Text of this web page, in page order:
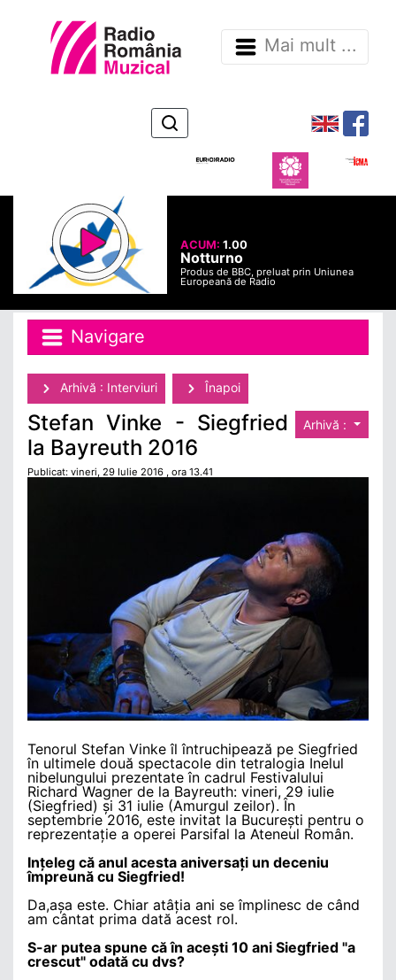
Mai mult ...
ACUM:1.00
Notturno
Produs de BBC, preluat prin Uniunea
Europeană de Radio
Navigare
Arhivă : Interviuri Înapoi
Arhivă :
Stefan Vinke - Siegfried
la Bayreuth 2016
Publicat: vineri, 29 Iulie 2016 , ora 13.41
Tenorul Stefan Vinke îl întruchipează pe Siegfried
în ultimele două spectacole din tetralogia Inelul
nibelungului prezentate în cadrul Festivalului
Richard Wagner de la Bayreuth: vineri, 29 iulie
(Siegfried) și 31 iulie (Amurgul zeilor). În
septembrie 2016, este invitat la București pentru o
reprezentație a operei Parsifal la Ateneul Român.
Ințeleg că anul acesta aniversați un deceniu
împreună cu Siegfried!
Da,așa este. Chiar atâția ani se împlinesc de când
am cântat prima dată acest rol.
S-ar putea spune că în acești 10 ani Siegfried "a
crescut" odată cu dvs?